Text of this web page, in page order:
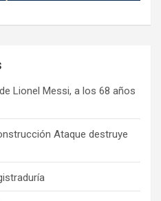
Lionel Messi, a los 68 años
Ataque destruye